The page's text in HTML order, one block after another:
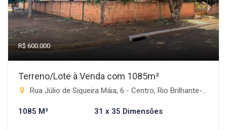
R$ 600.000
Terreno/Lote à Venda com 1085m²
Rua Júlio de Siqueira Máia, 6 - Centro, Rio Brilhante-MS
1085 M² 31 x 35 Dimensões